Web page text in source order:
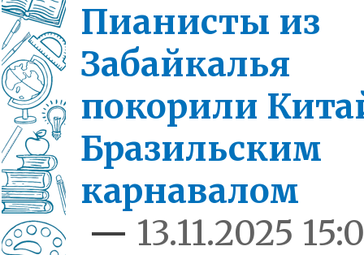
Пианисты из
Забайкалья
покорили
Бразильским
карнавалом
— 13.11.2025